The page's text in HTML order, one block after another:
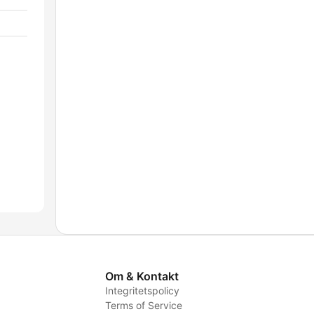
Om & Kontakt
Integritetspolicy
Terms of Service